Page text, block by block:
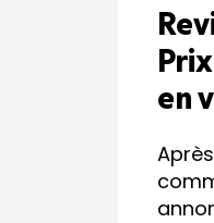
en